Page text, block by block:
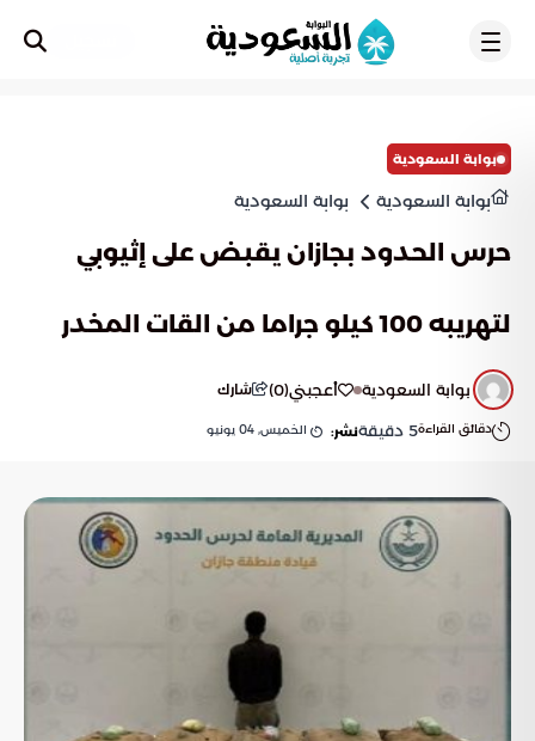
بوابة السعودية
بوابة السعودية بوابة السعودية
حرس الحدود بجازان يقبض على إثيوبي
لتهريبه 100 كيلو جراما من القات المخدر
بوابة السعودية أعجبني(
0
) شارك
دقائق القراءة5 دقيقةنشر: الخميس, 04 يونيو